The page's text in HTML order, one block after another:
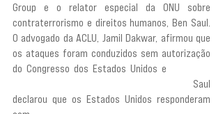
Group e o relator especial da ONU sobre
contraterrorismo e direitos humanos, Ben Saul.
O advogado da ACLU, Jamil Dakwar, afirmou que
os ataques foram conduzidos sem autorização
do Congresso dos Estados Unidos e
Saul
declarou que os Estados Unidos responderam